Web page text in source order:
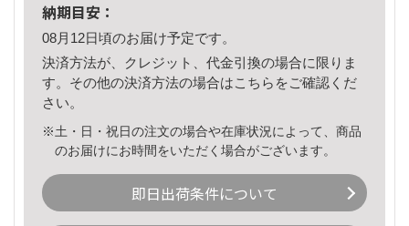
納期目安：
08月12日頃のお届け予定です。
決済方法が、クレジット、代金引換の場合に限りま
す。その他の決済方法の場合はこちら をご確認くだ
さい。
※土・日・祝日の注文の場合や在庫状況によって、商品
のお届けにお時間をいただく場合がございます。
即日出荷条件について